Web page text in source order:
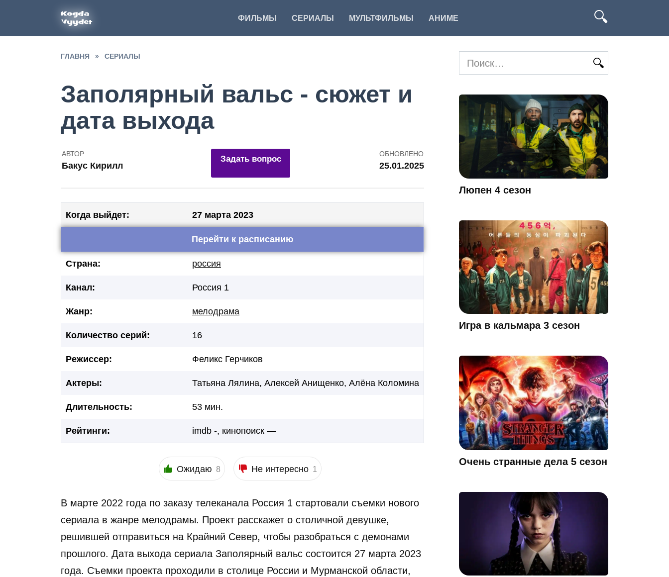
содержанию
ФИЛЬМЫ СЕРИАЛЫ МУЛЬТФИЛЬМЫ АНИМЕ
ГЛАВНЯ » СЕРИАЛЫ
Заполярный вальс - сюжет и
дата выхода
АВТОР
Бакус Кирилл
Задать вопрос
ОБНОВЛЕНО
25.01.2025
Когда выйдет: 27 марта 2023
Перейти к расписанию
Страна: россия
Канал: Россия 1
Жанр: мелодрама
Количество серий: 16
Режиссер: Феликс Герчиков
Актеры: Татьяна Лялина, Алексей Анищенко, Алёна Коломина
Длительность: 53 мин.
Рейтинги: imdb -, кинопоиск —
Ожидаю 8 Не интересно 1
В марте 2022 года по заказу телеканала Россия 1 стартовали съемки нового
сериала в жанре мелодрамы. Проект расскажет о столичной девушке,
решившей отправиться на Крайний Север, чтобы разобраться с демонами
прошлого. Дата выхода сериала Заполярный вальс состоится 27 марта 2023
года. Съемки проекта проходили в столице России и Мурманской области,
Search
for:
Люпен 4 сезон
Игра в кальмара 3 сезон
Очень странные дела 5 сезон
8